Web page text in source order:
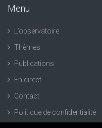
Menu
L’observatoire
Thèmes
Publications
En direct
Contact
Politique de confidentialité